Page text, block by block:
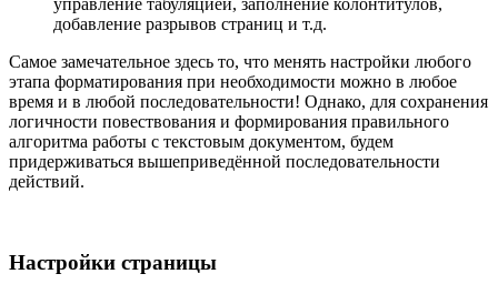
добавление разрывов страниц и т.д.
Самое замечательное здесь то, что менять настройки любого
этапа форматирования при необходимости можно в любое
время и в любой последовательности! Однако, для сохранения
логичности повествования и формирования правильного
алгоритма работы с текстовым документом, будем
придерживаться вышеприведённой последовательности
действий.
Настройки страницы